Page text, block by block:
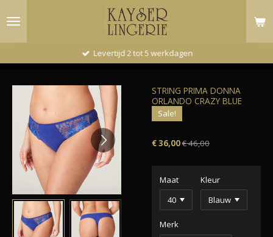
direct
Levertijd 2 tot 5 werkdagen
STRING PRIMA DONNA
ORLANDO CRAZY BLUE
Sale!
€ 36,00€ 46,00
Maat Kleur
Merk